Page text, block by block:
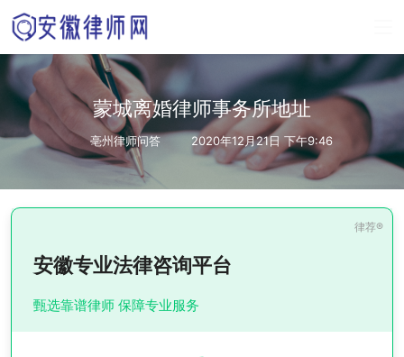
蒙城离婚律师事务所地址
亳州律师问答 2020年12月21日 下午9:46
安徽专业法律咨询平台
甄选靠谱律师 保障专业服务